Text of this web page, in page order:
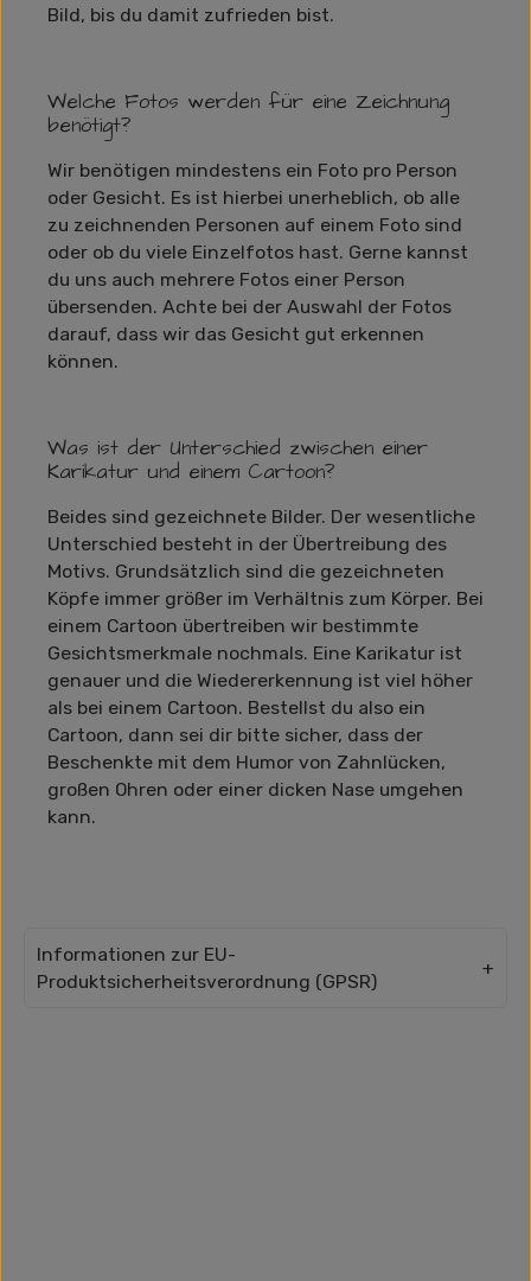
Bild, bis du damit zufrieden bist.
Welche Fotos werden für eine Zeichnung
benötigt?
Wir benötigen mindestens ein Foto pro Person
oder Gesicht. Es ist hierbei unerheblich, ob alle
zu zeichnenden Personen auf einem Foto sind
oder ob du viele Einzelfotos hast. Gerne kannst
du uns auch mehrere Fotos einer Person
übersenden. Achte bei der Auswahl der Fotos
darauf, dass wir das Gesicht gut erkennen
können.
Was ist der Unterschied zwischen einer
Karikatur und einem Cartoon?
Beides sind gezeichnete Bilder. Der wesentliche
Unterschied besteht in der Übertreibung des
Motivs. Grundsätzlich sind die gezeichneten
Köpfe immer größer im Verhältnis zum Körper. Bei
einem Cartoon übertreiben wir bestimmte
Gesichtsmerkmale nochmals. Eine Karikatur ist
genauer und die Wiedererkennung ist viel höher
als bei einem Cartoon. Bestellst du also ein
Cartoon, dann sei dir bitte sicher, dass der
Beschenkte mit dem Humor von Zahnlücken,
großen Ohren oder einer dicken Nase umgehen
kann.
Informationen zur EU-
Produktsicherheitsverordnung (GPSR)